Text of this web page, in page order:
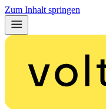
Zum Inhalt springen